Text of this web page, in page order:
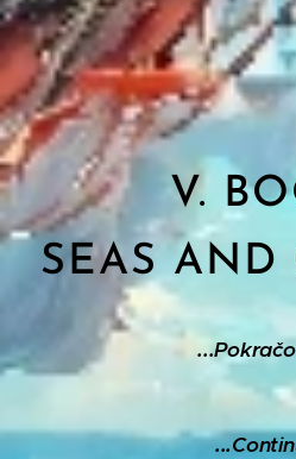
V.
SEAS AND
...C